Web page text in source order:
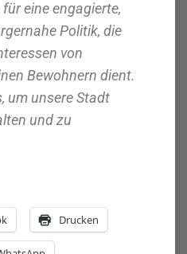
eine engagierte,
Politik, die
von
Bewohnern dient.
um unsere Stadt
und zu
Drucken